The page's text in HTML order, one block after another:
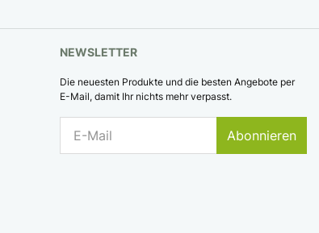
NEWSLETTER
Die neuesten Produkte und die besten Angebote per
E-Mail, damit Ihr nichts mehr verpasst.
Abonnieren